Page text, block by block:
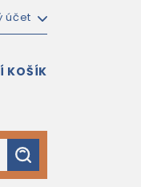
účet
KOŠÍK